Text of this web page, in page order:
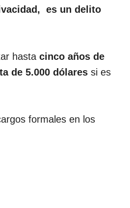
es un delito
hasta cinco años de
de 5.000 dólares si es
formales en los